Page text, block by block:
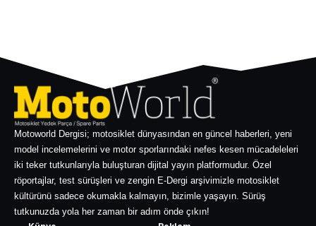
Motoworld Dergisi; motosiklet dünyasından en güncel haberleri, yeni
model incelemelerini ve motor sporlarındaki nefes kesen mücadeleleri
iki teker tutkunlarıyla buluşturan dijital yayın platformudur. Özel
röportajlar, test sürüşleri ve zengin E-Dergi arşivimizle motosiklet
kültürünü sadece okumakla kalmayın, bizimle yaşayın. Sürüş
tutkunuzda yola her zaman bir adım önde çıkın!